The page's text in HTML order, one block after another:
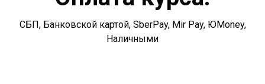
СБП, Банковской картой, SberPay, Mir Pay, ЮMoney,
Наличными